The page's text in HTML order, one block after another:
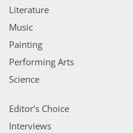
Literature
Music
Painting
Performing Arts
Science
Editor’s Choice
Interviews